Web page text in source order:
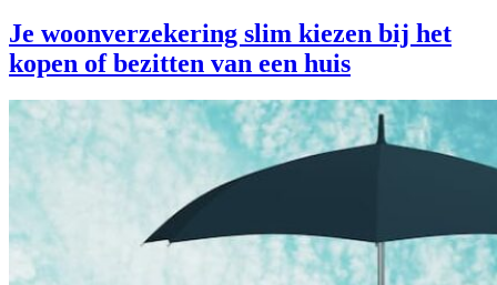
Je woonverzekering slim kiezen bij het
kopen of bezitten van een huis